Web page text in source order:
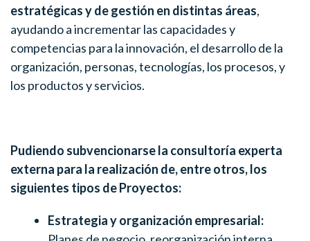
estratégicas y de gestión en distintas áreas,
ayudando a incrementar las capacidades y
competencias para la innovación, el desarrollo de la
organización, personas, tecnologías, los procesos, y
los productos y servicios.
Pudiendo subvencionarse la consultoría experta
externa para la realización de, entre otros, los
siguientes tipos de Proyectos:
Estrategia yorganización empresarial: